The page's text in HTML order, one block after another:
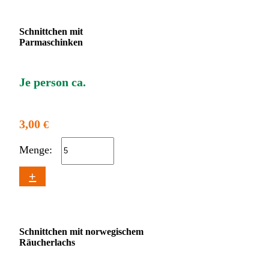
Schnittchen mit
Parmaschinken
Je person ca.
3,00€
Menge:
+
Schnittchen mit norwegischem
Räucherlachs